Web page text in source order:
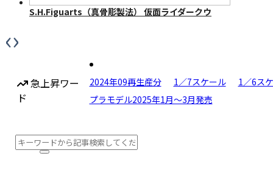
S.H.Figuarts（真骨彫製法） 仮面ライダークウ
‹›
急上昇ワー
ド
2024年09再生産分 1／7スケール
1／6ス
プラモデル2025年1月〜3月発売